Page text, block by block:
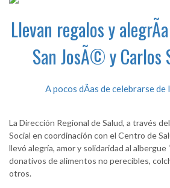
Llevan regalos y
San JosÃ© y Carlos
A pocos dÃ­as de celebrarse de
La Dirección Regional de Salud, a través
Social en coordinación con el Centro de
llevó alegría, amor y solidaridad al albergue
donativos de alimentos no perecibles,
otros.